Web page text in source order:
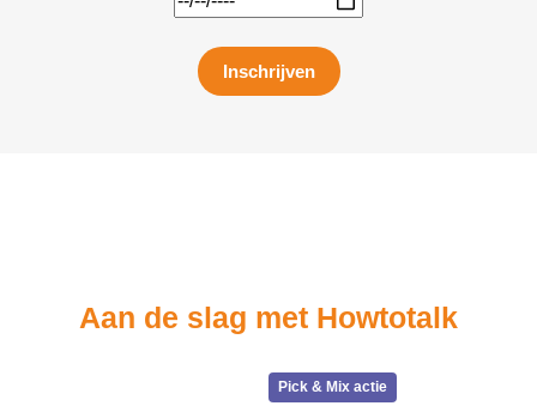
Inschrijven
Aan de slag met Howtotalk
Pick & Mix actie